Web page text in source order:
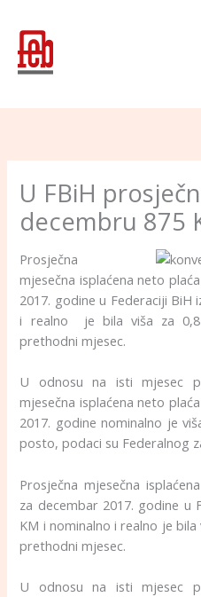
content
U FBiH
decembru 875
Prosječna
mjesečna isplaćena neto
2017. godine u Federaciji BiH
i realno je bila viša za
prethodni mjesec.
U odnosu na isti mjesec
mjesečna isplaćena neto
2017. godine nominalno je
posto, podaci su Federalnog
Prosječna mjesečna
za decembar 2017. godine u
KM i nominalno i realno je
prethodni mjesec.
U odnosu na isti mjesec